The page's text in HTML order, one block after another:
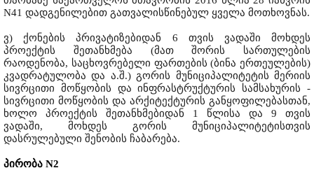
N41 დადგენილებით გათვალისწინებულ ყველა მოთხოვნას.
ვ) ქონების პრივატიზებიდან 6 თვის ვადაში მოხდეს
პროექტის შეთანხმება (მათ შორის სართულების
რაოდენობა, საცხოვრებელი ფართების (ბინა ერთეულების)
კვადრატულობა და ა.შ.) გორის მუნიციპალიტეტის მერიის
სივრცითი მოწყობის და ინფრასტრუქტურის სამსახურის -
სივრცითი მოწყობის და არქიტექტურის განყოფილებასთან,
ხოლო პროექტის შეთანხმებიდან 1 წლისა და 9 თვის
ვადაში, მოხდეს გორის მუნიციპალიტეტისთვის
დასრულებული შენობის ჩაბარება.
პირობა N2